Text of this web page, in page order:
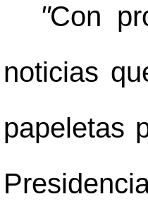
"Con
noticias
papeletas